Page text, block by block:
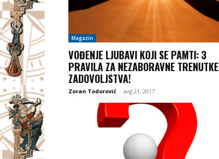
Magazin
VOĐENJE LJUBAVI KOJI SE PAMTI: 3
PRAVILA ZA NEZABORAVNE TRENUTKE
ZADOVOLJSTVA!
Zoran Todorović - avg 21, 2017